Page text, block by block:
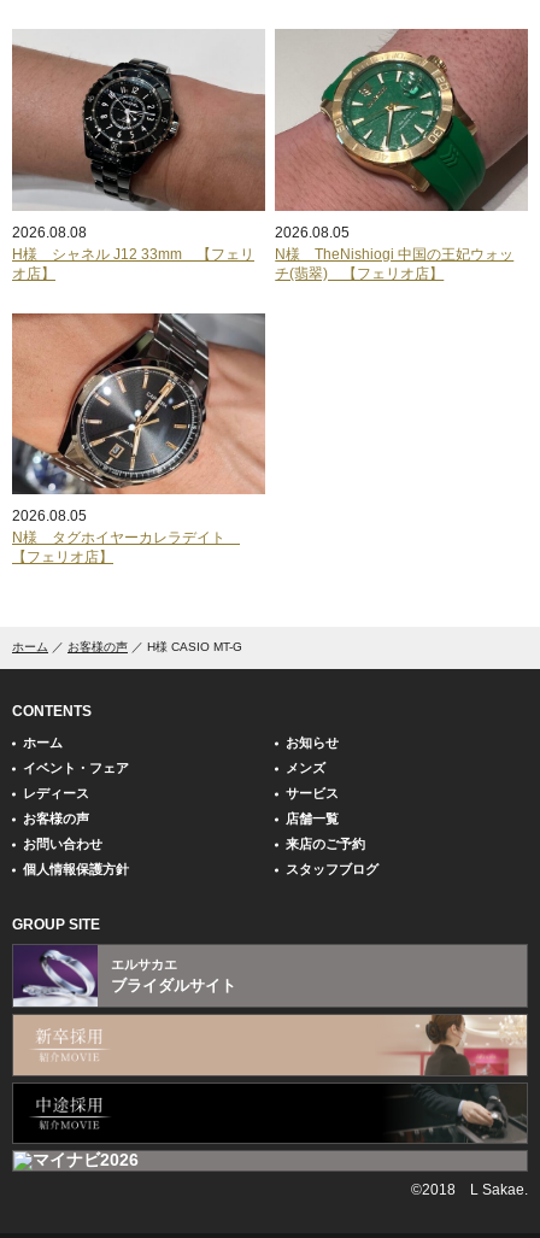
2026.08.08
H様 シャネル J12 33mm 【フェリ
オ店】
2026.08.05
N様 TheNishiogi 中国の王妃ウォッ
チ(翡翠) 【フェリオ店】
2026.08.05
N様 タグホイヤーカレラデイト
【フェリオ店】
ホーム お客様の声 H様 CASIO MT-G
CONTENTS
ホーム
お知らせ
イベント・フェア
メンズ
レディース
サービス
お客様の声
店舗一覧
お問い合わせ
来店のご予約
個人情報保護方針
スタッフブログ
GROUP SITE
エルサカエ
ブライダルサイト
©2018 L Sakae.